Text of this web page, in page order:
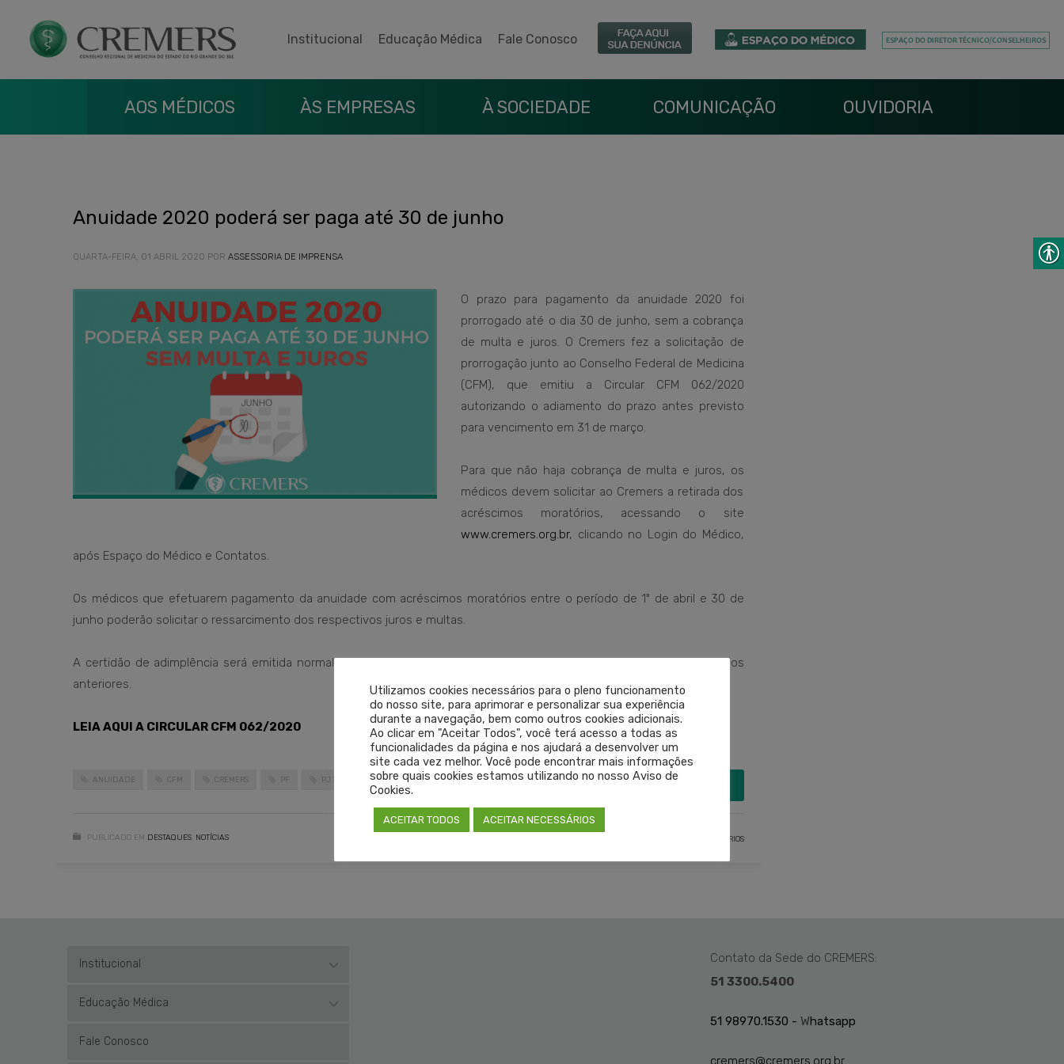
Institucional Educação Médica Fale Conosco
AOS MÉDICOS ÀS EMPRESAS À SOCIEDADE COMUNICAÇÃO OUVIDORIA
Anuidade 2020 poderá ser paga até 30 de junho
QUARTA-FEIRA, 01 ABRIL 2020 POR ASSESSORIA DE IMPRENSA
O prazo para pagamento da anuidade 2020 foi
prorrogado até o dia 30 de junho, sem a cobrança
de multa e juros. O Cremers fez a solicitação de
prorrogação junto ao Conselho Federal de Medicina
(CFM), que emitiu a Circular CFM 062/2020
autorizando o adiamento do prazo antes previsto
para vencimento em 31 de março.
Para que não haja cobrança de multa e juros, os
médicos devem solicitar ao Cremers a retirada dos
acréscimos moratórios, acessando o site
www.cremers.org.br, clicando no Login do Médico,
após Espaço do Médico e Contatos.
Os médicos que efetuarem pagamento da anuidade com acréscimos moratórios entre o período de 1º de abril e 30 de
junho poderão solicitar o ressarcimento dos respectivos juros e multas.
A certidão de adimplência será emitida normalmente até o dia 30 de junho, desde que não haja débitos de exercícios
anteriores.
LEIA AQUI A CIRCULAR CFM 062/2020
ANUIDADE CFM CREMERS PF PJ
PUBLICADO EM DESTAQUES NOTÍCIAS SEM COMENTÁRIOS
Institucional
Educação Médica
Fale Conosco
Contato da Sede do CREMERS:
51 3300.5400
51 98970.1530 - Whatsapp
cremers@cremers.org.br
Utilizamos cookies necessários para o pleno funcionamento
do nosso site, para aprimorar e personalizar sua experiência
durante a navegação, bem como outros cookies adicionais.
Ao clicar em "Aceitar Todos", você terá acesso a todas as
funcionalidades da página e nos ajudará a desenvolver um
site cada vez melhor. Você pode encontrar mais informações
sobre quais cookies estamos utilizando no nosso Aviso de
Cookies.
ACEITAR TODOS ACEITAR NECESSÁRIOS